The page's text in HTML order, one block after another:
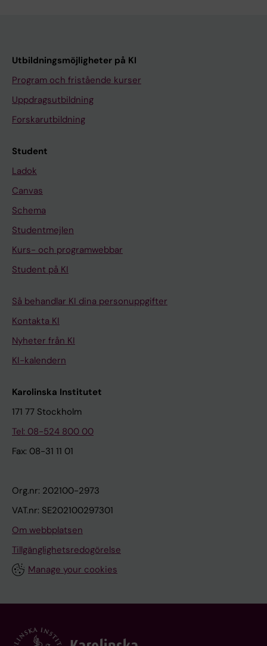
Utbildningsmöjligheter på KI
Program och fristående kurser
Uppdragsutbildning
Forskarutbildning
Student
Ladok
Canvas
Schema
Studentmejlen
Kurs- och programwebbar
Student på KI
Så behandlar KI dina personuppgifter
Kontakta KI
Nyheter från KI
KI-kalendern
Karolinska Institutet
171 77 Stockholm
Tel: 08-524 800 00
Fax: 08-31 11 01
Org.nr: 202100-2973
VAT.nr: SE202100297301
Om webbplatsen
Tillgänglighetsredogörelse
Manage your cookies